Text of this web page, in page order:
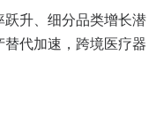
跃升、细分品类增长潜
代加速，跨境医疗器